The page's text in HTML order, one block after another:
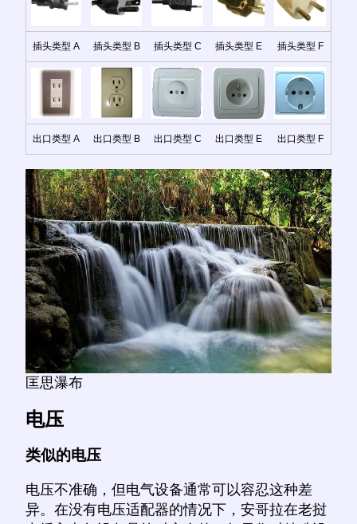
插头类型 A 插头类型 B 插头类型 C 插头类型 E 插头类型 F
出口类型 A 出口类型 B 出口类型 C 出口类型 E 出口类型 F
匡思瀑布
电压
类似的电压
电压不准确，但电气设备通常可以容忍这种差
异。在没有电压适配器的情况下，安哥拉在老挝